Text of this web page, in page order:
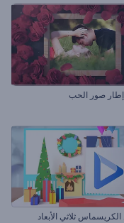
إطار صور الحب
الكريسماس ثلاثي الأبعاد